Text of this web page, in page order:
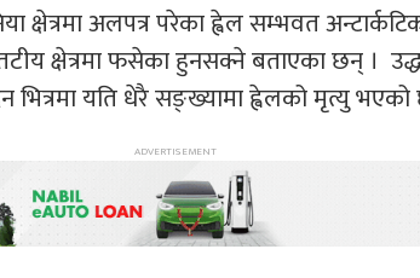
क्षेत्रमा अलपत्र परेका ह्वेल सम्भवत
क्षेत्रमा फसेका हुनसक्ने बताएका छन् ।
यति धेरै सङ्ख्यामा ह्वेलको मृत्यु भएको